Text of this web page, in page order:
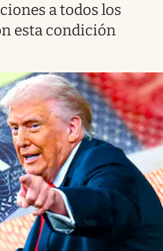
a todos los
esta condición